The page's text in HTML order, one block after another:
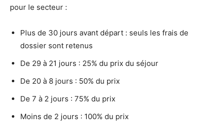
pour le secteur :
Plus de 30 jours avant départ : seuls les frais de
dossier sont retenus
De 29 à 21 jours : 25% du prix du séjour
De 20 à 8 jours : 50% du prix
De 7 à 2 jours : 75% du prix
Moins de 2 jours : 100% du prix